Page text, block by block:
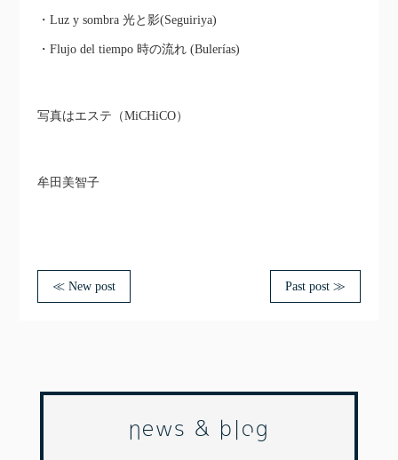
・Luz y sombra 光と影(Seguiriya)
・Flujo del tiempo 時の流れ (Bulerías)
写真はエステ（MiCHiCO）
牟田美智子
≪ New post Past post ≫
news & blog